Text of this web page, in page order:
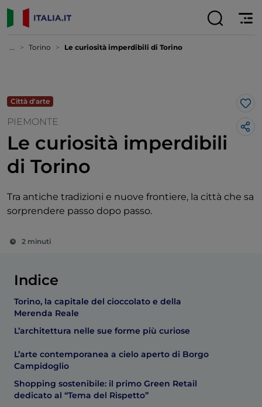
... Torino Le curiosità imperdibili di Torino
Città d'arte
PIEMONTE
Le curiosità imperdibili
di Torino
Tra antiche tradizioni e nuove frontiere, la città che sa
sorprendere passo dopo passo.
2 minuti
Indice
Torino, la capitale del cioccolato e della
Merenda Reale
L’architettura nelle sue forme più curiose
L’arte contemporanea a cielo aperto di Borgo
Campidoglio
Shopping sostenibile: il primo Green Retail
dedicato al “Tema del Rispetto”